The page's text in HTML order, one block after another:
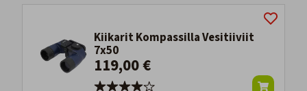
Kiikarit Kompassilla Vesitiiviit
7x50
119,00 €